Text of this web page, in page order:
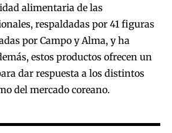
alimentaria de las
respaldadas por 41 figuras
por Campo y Alma, y ha
estos productos ofrecen un
dar respuesta a los distintos
del mercado coreano.